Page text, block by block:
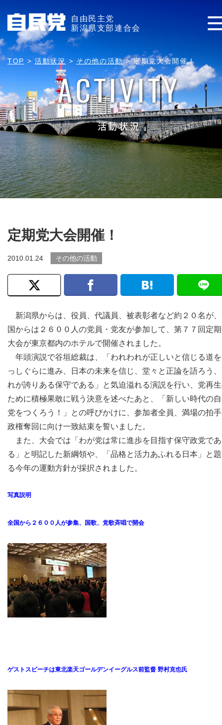
自由民主党
新潟県支部連合会
TOP >活動状況 > その他の活動>定期党大会開催！
ACTIVITY
活動状況
定期党大会開催！
2010.01.24 その他の活動
新潟県からは、役員、代議員、被表彰者など約２０名が
国からは２６００人の党員・党友が参加して、第７７回定
大会が東京都内のホテルで開催されました。
年頭演説で谷垣総裁は、「われわれが正しいと信じる道
っしぐらに進み、日本の未来を信じ、堂々と正論を語ろう
れが誇りある保守である」と気迫溢れる演説を行い、党再
ために積極果敢に戦う決意を述べたあと、「新しい時代の
党をつくろう！」との呼びかけに、参加者全員、満場の拍
政権奪回に向け一致結束を誓いました。
また、大会では「わが党は常に進歩を目指す保守政党であ
る」と明記した新綱領や、「品格と活力あふれる日本」と
る今年の運動方針が採択されました。
写真説明
全国から２６００人が参集、国歌、党歌斉唱で開会
ゲストスピーチは東北楽天ゴールデンイーグルス前監督 野村克也氏